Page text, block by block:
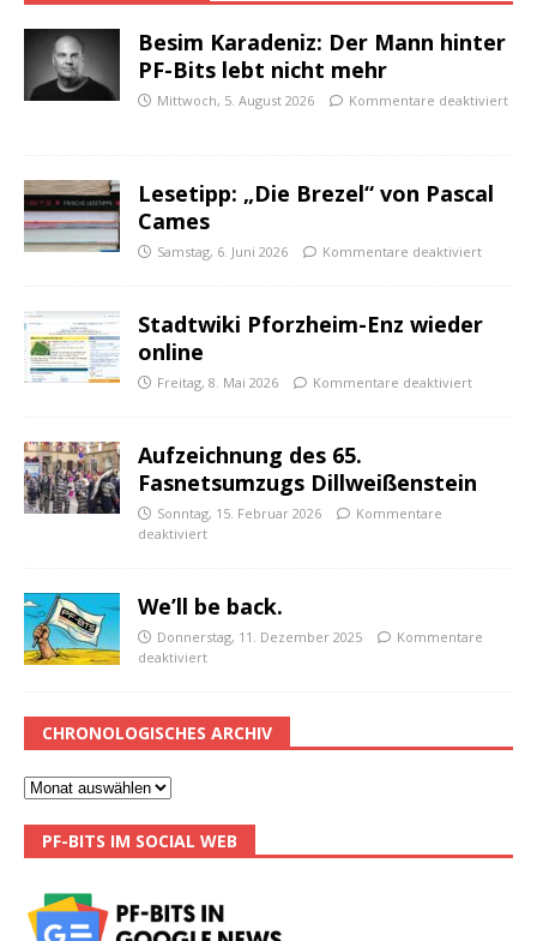
Besim Karadeniz: Der Mann hinter
PF-Bits lebt nicht mehr
Mittwoch, 5. August 2026 Kommentare deaktiviert
Lesetipp: „Die Brezel“ von Pascal
Cames
Samstag, 6. Juni 2026 Kommentare deaktiviert
Stadtwiki Pforzheim-Enz wieder
online
Freitag, 8. Mai 2026 Kommentare deaktiviert
Aufzeichnung des 65.
Fasnetsumzugs Dillweißenstein
Sonntag, 15. Februar 2026
Kommentare
deaktiviert
We’ll be back.
Donnerstag, 11. Dezember 2025
Kommentare
deaktiviert
CHRONOLOGISCHES ARCHIV
PF-BITS IM SOCIAL WEB